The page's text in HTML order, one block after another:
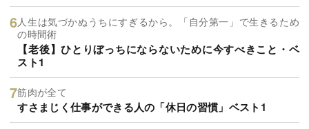
人生は気づかぬうちにすぎるから。「自分第一」で生きるため
の時間術
【老後】ひとりぼっちにならないために今すべきこと・ベ
スト1
筋肉が全て
すさまじく仕事ができる人の「休日の習慣」ベスト1